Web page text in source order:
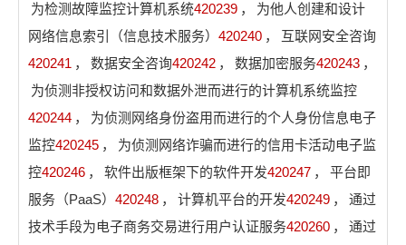
为检测故障监控计算机系统420239 ，
为他人创建和设计
网络信息索引（信息技术服务） 420240 ，
互联网安全咨询
420241 ， 数据安全咨询420242 ， 数据加密服务420243 ，
为侦测非授权访问和数据外泄而进行的计算机系统监控
420244 ，
为侦测网络身份盗用而进行的个人身份信息电子
监控420245 ，
为侦测网络诈骗而进行的信用卡活动电子监
控420246 ， 软件出版框架下的软件开发420247 ，
平台即
服务（PaaS） 420248 ， 计算机平台的开发420249 ，
通过
技术手段为电子商务交易进行用户认证服务420260 ，
通过